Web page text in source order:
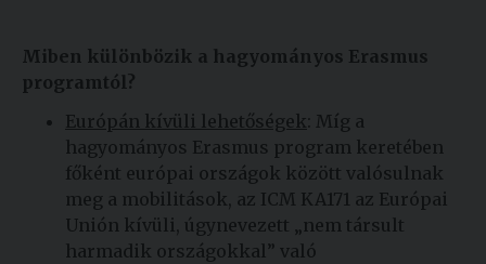
Miben különbözik a hagyományos Erasmus
programtól?
Európán kívüli lehetőségek: Míg a
hagyományos Erasmus program keretében
főként európai országok között valósulnak
meg a mobilitások, az ICM KA171 az Európai
Unión kívüli, úgynevezett „nem társult
harmadik országokkal” való